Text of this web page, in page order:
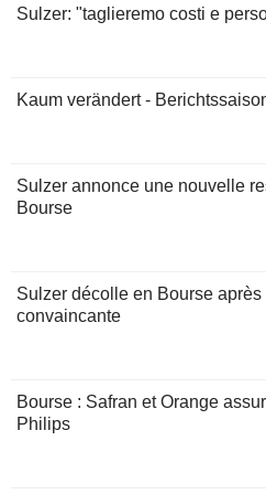
Sulzer: "taglieremo costi e
Kaum verändert -
Sulzer annonce une nouvelle
Bourse
Sulzer décolle en Bourse
convaincante
Bourse : Safran et Orange
Philips